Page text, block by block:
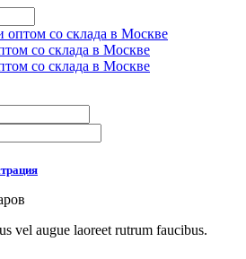
vel augue laoreet rutrum faucibus.